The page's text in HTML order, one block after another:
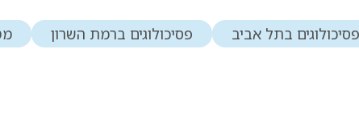
פסיכולוגים בתל אביב פסיכולוגים ברמת השרון